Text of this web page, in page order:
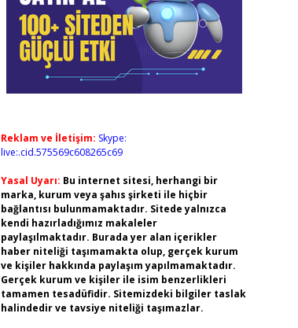
Reklam ve İletişim: Skype:
live:.cid.575569c608265c69
Yasal Uyarı: Bu internet sitesi, herhangi bir
marka, kurum veya şahıs şirketi ile hiçbir
bağlantısı bulunmamaktadır. Sitede yalnızca
kendi hazırladığımız makaleler
paylaşılmaktadır. Burada yer alan içerikler
haber niteliği taşımamakta olup, gerçek kurum
ve kişiler hakkında paylaşım yapılmamaktadır.
Gerçek kurum ve kişiler ile isim benzerlikleri
tamamen tesadüfidir. Sitemizdeki bilgiler taslak
halindedir ve tavsiye niteliği taşımazlar.